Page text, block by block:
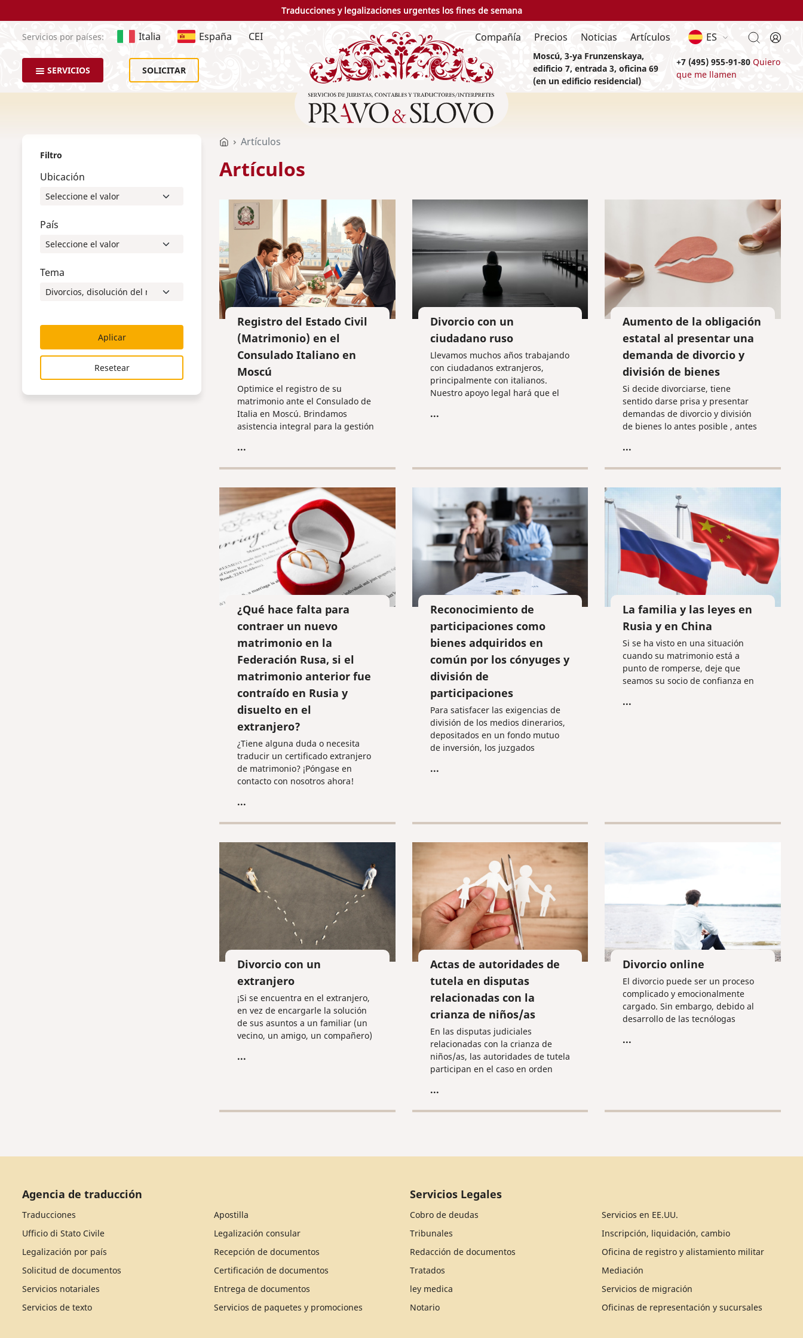
Traducciones y legalizaciones urgentes los fines de semana
Servicios por países: Italia España CEI
SERVICIOS SOLICITAR
Compañía Precios Noticias Artículos ES
Moscú, 3-ya Frunzenskaya,
edificio 7, entrada 3, oficina 69
(en un edificio residencial)
+7 (495) 955-91-80 Quiero
que me llamen
Filtro
Ubicación
País
Tema
Aplicar
Resetear
Artículos
Artículos
Registro del Estado Civil
(Matrimonio) en el
Consulado Italiano en
Moscú
Optimice el registro de su
matrimonio ante el Consulado de
Italia en Moscú. Brindamos
asistencia integral para la gestión
oficial, garantizando un proceso
...
Divorcio con un
ciudadano ruso
Llevamos muchos años trabajando
con ciudadanos extranjeros,
principalmente con italianos.
Nuestro apoyo legal hará que el
lo más rápido e indoloro posible.
...
Aumento de la obligación
estatal al presentar una
demanda de divorcio y
división de bienes
Si decide divorciarse, tiene
sentido darse prisa y presentar
demandas de divorcio y división
de bienes lo antes posible , antes
...
¿Qué hace falta para
contraer un nuevo
matrimonio en la
Federación Rusa, si el
matrimonio anterior fue
contraído en Rusia y
disuelto en el
extranjero?
¿Tiene alguna duda o necesita
traducir un certificado extranjero
de matrimonio? ¡Póngase en
contacto con nosotros ahora!
...
Reconocimiento de
participaciones como
bienes adquiridos en
común por los cónyuges y
división de
participaciones
Para satisfacer las exigencias de
división de los medios dinerarios,
depositados en un fondo mutuo
de inversión, los juzgados
cónyuges a la mitad de la
mutuo de inversión para la fecha
matrimoniales.
...
La familia y las leyes en
Rusia y en China
Si se ha visto en una situación
cuando su matrimonio está a
punto de romperse, deje que
seamos su socio de confianza en
de su vida.
...
Divorcio con un
extranjero
¡Si se encuentra en el extranjero,
en vez de encargarle la solución
de sus asuntos a un familiar (un
vecino, un amigo, un compañero)
desea que le ayuden
...
Actas de autoridades de
tutela en disputas
relacionadas con la
crianza de niños/as
En las disputas judiciales
relacionadas con la crianza de
niños/as, las autoridades de tutela
participan en el caso en orden
...
Divorcio online
El divorcio puede ser un proceso
complicado y emocionalmente
cargado. Sin embargo, debido al
desarrollo de las tecnólogas
Rusa, actualmente este proceso se
...
Agencia de traducción
Traducciones
Apostilla
Ufficio di Stato Civile
Legalización consular
Legalización por país
Recepción de documentos
Solicitud de documentos
Certificación de documentos
Servicios notariales
Entrega de documentos
Servicios de texto
Servicios de paquetes y promociones
Servicios Legales
Cobro de deudas
Servicios en EE.UU.
Tribunales
Inscripción, liquidación, cambio
Redacción de documentos
Oficina de registro y alistamiento militar
Tratados
Mediación
ley medica
Servicios de migración
Notario
Oficinas de representación y sucursales